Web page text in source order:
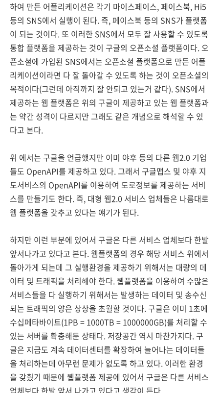
하여 만든 어플리케이션은 각기 마이스페이스, 페이스북, Hi5
등의 SNS에서 실행이 된다. 즉, 페이스북 등의 SNS가 플랫폼
이 되는 것이다. 또 이러한 SNS에서 모두 잘 사용할 수 있도록
통합 플랫폼을 제공하는 것이 구글의 오픈소셜 플랫폼이다. 오
픈소셜에 가입된 SNS에서는 오픈소셜 플랫폼으로 만든 어플
리케이션이라면 다 잘 돌아갈 수 있도록 하는 것이 오픈소셜의
목적이다(그런데 아직까지 잘 안되고 있는거 같다). SNS에서
제공하는 웹 플랫폼은 위의 구글이 제공하고 있는 웹 플랫폼과
는 약간 성격이 다르지만 그래도 같은 개념으로 해석할 수 있
다고 본다.
위 에서는 구글을 언급했지만 이미 야후 등의 다른 웹2.0 기업
들도 OpenAPI를 제공하고 있다. 그래서 구글맵스 및 야후 지
도서비스의 OpenAPI를 이용하여 도로정보를 제공하는 서비
스를 만들기도 한다. 즉, 대형 웹2.0 서비스 업체들은 나름대로
웹 플랫폼을 갖추고 있다는 얘기가 된다.
하지만 이런 부분에 있어서 구글은 다른 서비스 업체보다 한발
앞서나가고 있다고 본다. 웹플랫폼의 경우 해당 서비스 위에서
돌아가게 되는데 그 실행환경을 제공하기 위해서는 대량의 데
이터 및 트래픽을 처리해야 한다. 웹플랫폼을 이용하여 수많은
서비스들을 다 실행하기 위해서는 발생하는 데이터 및 송수신
되는 트래픽의 양은 상상을 초월할 것이다. 구글은 이미 1초에
수십페타바이트(1PB = 1000TB = 1000000GB)를 처리할 수
있는 서버를 확충해둔 상태다. 저장공간 역시 마찬가지다. 구
글은 지금도 계속 데이터센터를 확장하여 늘어나는 데이터들
을 처리하는데 아무런 문제가 없도록 하고 있다. 이러한 환경
을 갖췄기 때문에 웹플랫폼 제공에 있어서 구글은 다른 서비스
업체보다 한발 앞서 나가고 있다고 생각이 든다.